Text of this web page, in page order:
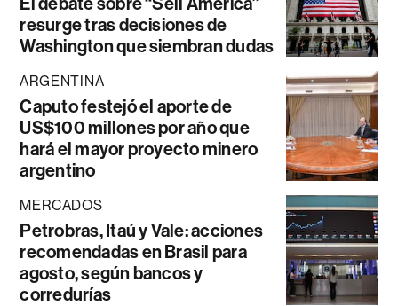
resurge tras decisiones de
Washington que siembran dudas
ARGENTINA
Caputo festejó el aporte de
US$100 millones por año que
hará el mayor proyecto minero
argentino
MERCADOS
Petrobras, Itaú y Vale: acciones
recomendadas en Brasil para
agosto, según bancos y
corredurías